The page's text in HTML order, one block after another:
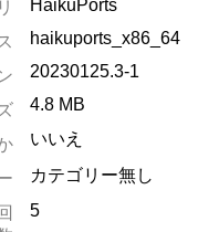
HaikuPorts
haikuports_x86_64
20230125.3-1
4.8 MB
いいえ
カテゴリー無し
5